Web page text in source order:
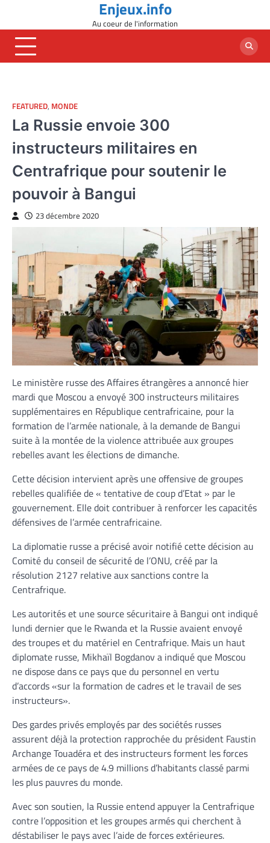
content
Enjeux.info
Au coeur de l'information
FEATURED, MONDE
La Russie envoie 300
instructeurs militaires en
Centrafrique pour soutenir le
pouvoir à Bangui
23 décembre 2020
Le ministère russe des Affaires étrangères a annoncé hier
mardi que Moscou a envoyé 300 instructeurs militaires
supplémentaires en République centrafricaine, pour la
formation de l’armée nationale, à la demande de Bangui
suite à la montée de la violence attribuée aux groupes
rebelles avant les élections de dimanche.
Cette décision intervient après une offensive de groupes
rebelles qualifiée de « tentative de coup d’Etat » par le
gouvernement. Elle doit contribuer à renforcer les capacités
défensives de l’armée centrafricaine.
La diplomatie russe a précisé avoir notifié cette décision au
Comité du conseil de sécurité de l’ONU, créé par la
résolution 2127 relative aux sanctions contre la
Centrafrique.
Les autorités et une source sécuritaire à Bangui ont indiqué
lundi dernier que le Rwanda et la Russie avaient envoyé
des troupes et du matériel en Centrafrique. Mais un haut
diplomate russe, Mikhaïl Bogdanov a indiqué que Moscou
ne dispose dans ce pays que du personnel en vertu
d’accords «sur la formation de cadres et le travail de ses
instructeurs».
Des gardes privés employés par des sociétés russes
assurent déjà la protection rapprochée du président Faustin
Archange Touadéra et des instructeurs forment les forces
armées de ce pays de 4.9 millions d’habitants classé parmi
les plus pauvres du monde.
Avec son soutien, la Russie entend appuyer la Centrafrique
contre l’opposition et les groupes armés qui cherchent à
déstabiliser le pays avec l’aide de forces extérieures.